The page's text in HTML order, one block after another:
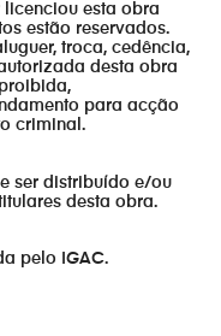
esta obra
estão reservados.
troca, cedência,
desta obra
para acção
criminal.
ser distribuído e/ou
desta obra.
pelo IGAC.